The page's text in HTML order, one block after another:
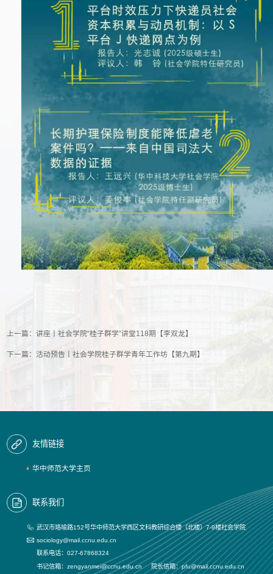
上一篇：讲座丨社会学院“桂子群学”讲堂118期【李双龙】
下一篇：活动预告丨社会学院桂子群学青年工作坊【第九期】
友情链接
华中师范大学主页
联系我们
武汉市珞喻路152号华中师范大学西区文科教研综合楼（北楼）7-9楼社会学院
sociology@mail.ccnu.edu.cn
联系电话：027-67868324
书记信箱：zengyanmei@ccnu.edu.cn 院长信箱：pfu@mail.ccnu.edu.cn